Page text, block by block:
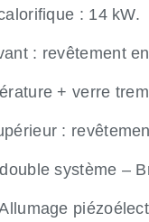
: 14 kW.
: revêtement
+ verre
:
système –